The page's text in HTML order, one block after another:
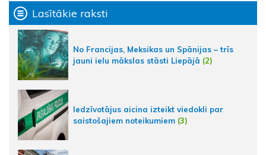
Lasītākie raksti
No Francijas, Meksikas un Spānijas – trīs
jauni ielu mākslas stāsti Liepājā (2)
Iedzīvotājus aicina izteikt viedokli par
saistošajiem noteikumiem (3)